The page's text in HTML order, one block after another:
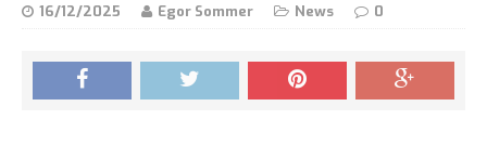
16/12/2025 Egor Sommer News 0